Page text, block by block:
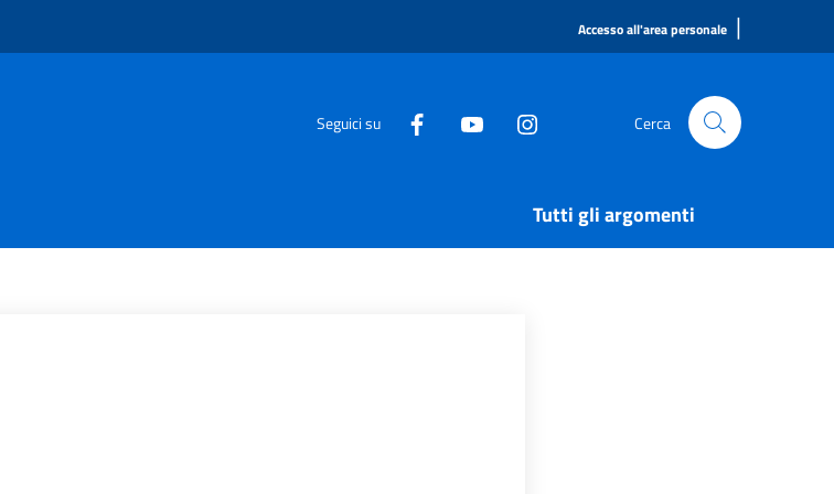
Accesso all'area personale |
Seguici su Cerca
Tutti gli argomenti